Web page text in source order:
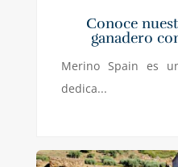
Conoce
ganadero
Merino Spain es
dedica...